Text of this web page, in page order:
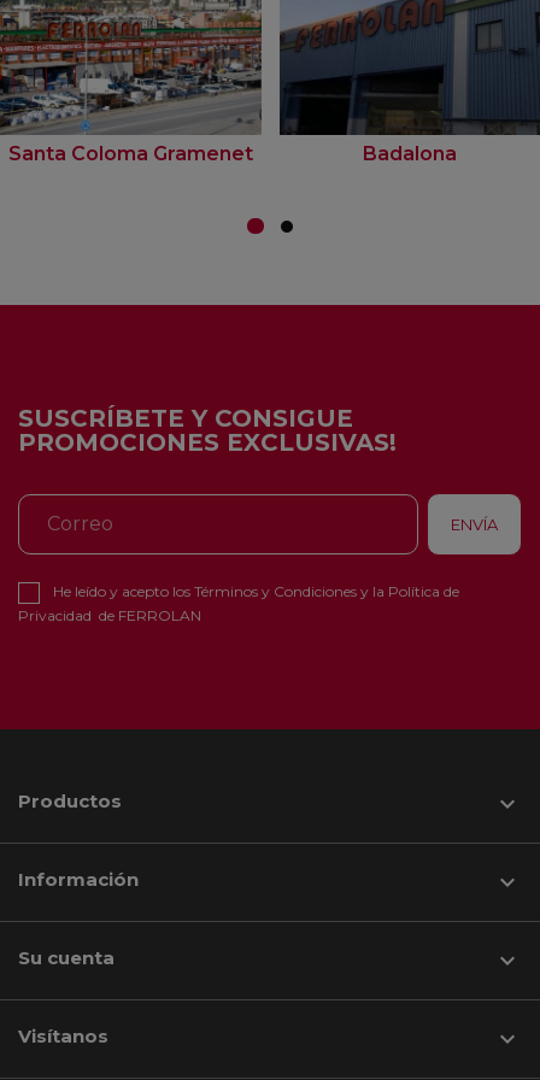
Santa Coloma Gramenet Badalona
SUSCRÍBETE Y CONSIGUE
PROMOCIONES EXCLUSIVAS!
He leído y acepto los Términos y Condiciones y la Política de
Privacidad de FERROLAN
Productos 
Información 
Su cuenta 
Visítanos keyboard_arrow_down